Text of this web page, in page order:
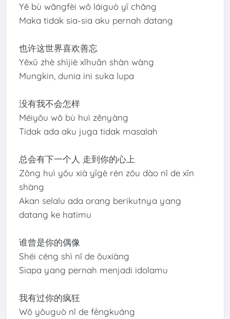
Yě bù wǎngfèi wǒ láiguò yī chǎng
Maka tidak sia-sia aku pernah datang
也许这世界喜欢善忘
Yěxǔ zhè shìjiè xǐhuān shàn wàng
Mungkin, dunia ini suka lupa
没有我不会怎样
Méiyǒu wǒ bù huì zěnyàng
Tidak ada aku juga tidak masalah
总会有下一个人 走到你的心上
Zǒng huì yǒu xià yīgè rén zǒu dào nǐ de xīn
shàng
Akan selalu ada orang berikutnya yang
datang ke hatimu
谁曾是你的偶像
Shéi céng shì nǐ de ǒuxiàng
Siapa yang pernah menjadi idolamu
我有过你的疯狂
Wǒ yǒuguò nǐ de fēngkuáng